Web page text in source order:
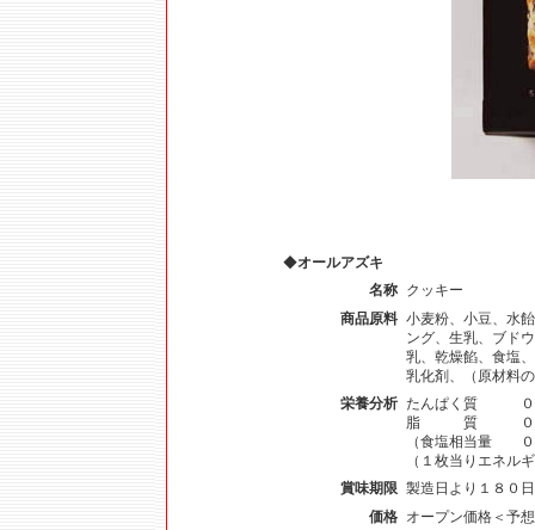
◆オールアズキ
名称 クッキー
商品原料 小麦粉、小豆、水
ング、生乳、ブド
乳、乾燥餡、食塩
乳化剤、（原材料
栄養分析 たんぱく質
脂 質 ０．
（食塩相当量 ０
（１枚当りエネル
賞味期限 製造日より１８０日
価格 オープン価格＜予